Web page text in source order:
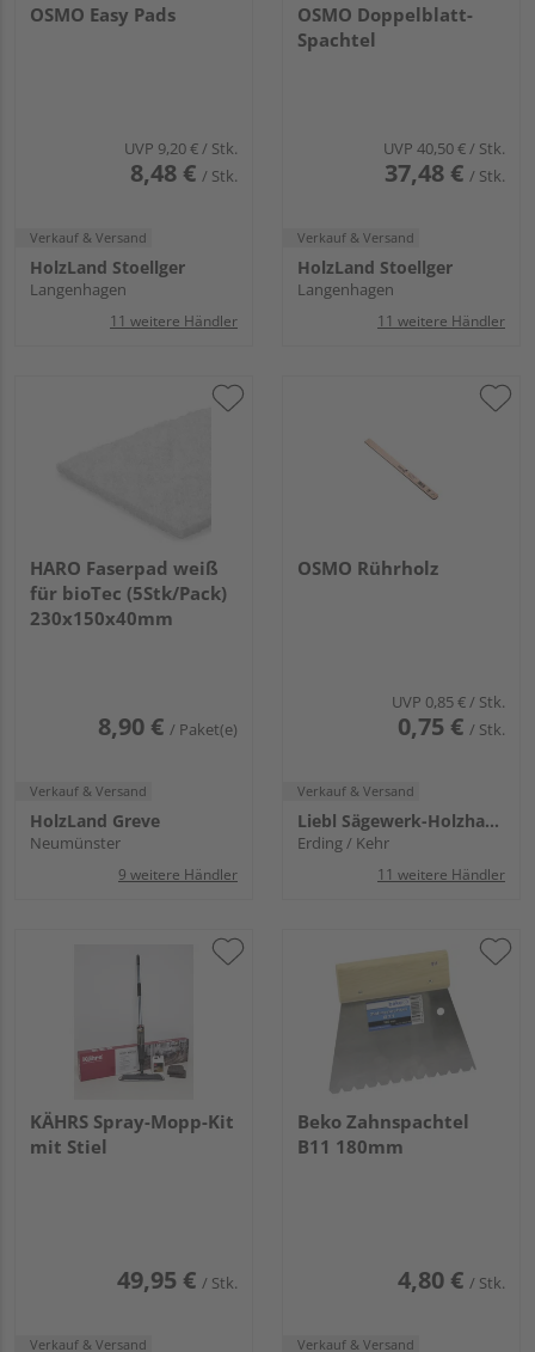
OSMO Easy Pads
UVP 9,20 €/ Stk.
8,48 € / Stk.
Verkauf & Versand
HolzLand Stoellger
Langenhagen
11 weitere Händler
OSMO Doppelblatt-
Spachtel
UVP 40,50 €/ Stk.
37,48 € / Stk.
Verkauf & Versand
HolzLand Stoellger
Langenhagen
11 weitere Händler
HARO Faserpad weiß
für bioTec (5Stk/Pack)
230x150x40mm
8,90 € / Paket(e)
Verkauf & Versand
HolzLand Greve
Neumünster
9 weitere Händler
OSMO Rührholz
UVP 0,85 €/ Stk.
0,75 € / Stk.
Verkauf & Versand
Liebl Sägewerk-Holzhandlung KG
Erding / Kehr
11 weitere Händler
KÄHRS Spray-Mopp-Kit
mit Stiel
49,95 € / Stk.
Verkauf & Versand
Beko Zahnspachtel
B11 180mm
4,80 € / Stk.
Verkauf & Versand